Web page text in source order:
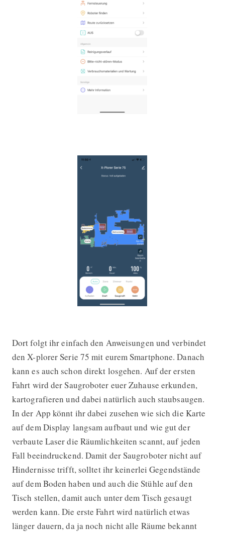
Dort folgt ihr einfach den Anweisungen und verbindet
den X-plorer Serie 75 mit eurem Smartphone. Danach
kann es auch schon direkt losgehen. Auf der ersten
Fahrt wird der Saugroboter euer Zuhause erkunden,
kartografieren und dabei natürlich auch staubsaugen.
In der App könnt ihr dabei zusehen wie sich die Karte
auf dem Display langsam aufbaut und wie gut der
verbaute Laser die Räumlichkeiten scannt, auf jeden
Fall beeindruckend. Damit der Saugroboter nicht auf
Hindernisse trifft, solltet ihr keinerlei Gegendstände
auf dem Boden haben und auch die Stühle auf den
Tisch stellen, damit auch unter dem Tisch gesaugt
werden kann. Die erste Fahrt wird natürlich etwas
länger dauern, da ja noch nicht alle Räume bekannt